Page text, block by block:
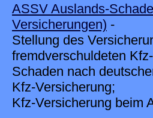
ASSV Auslands-
Versicherungen) -
Stellung des
fremdverschuldeten
Schaden nach
Kfz-Versicherung;
Kfz-Versicherung beim